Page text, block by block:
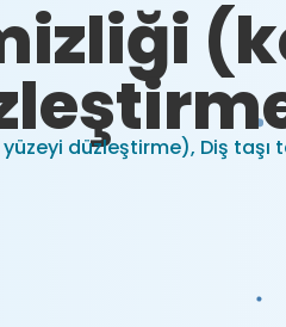
düzleştirme), Diş taşı